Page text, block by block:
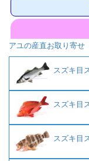
アユの産直お取り寄せ
スズキ目
スズキ目
スズキ目